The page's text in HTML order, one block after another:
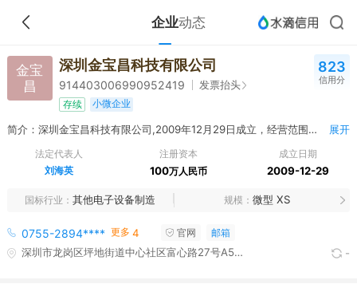
企业动态
金宝
昌
深圳金宝昌科技有限公司
914403006990952419 发票抬头
存续 小微企业
823
信用分
简介：深圳金宝昌科技有限公司,2009年12月29日成立，经营范围包括电子连接器的技术开发；电子连接器、线路板、电子零配件的购销；设备的出租和租赁；货物及技术进出口。（法律、行政法规禁止的项目除外；法律、行政法规限制的项目须取得许可后方可经营）^工模、塑胶制品、电子连接器的生产加工；无人机的研发制造及销售。 展开
法定代表人
刘海英
注册资本
100万人民币
成立日期
2009-12-29
国标行业 其他电子设备制造 规模 微型 XS
0755-2894**** 更多 4 官网 邮箱
深圳市龙岗区坪地街道中心社区富心路27号A5厂房101 -